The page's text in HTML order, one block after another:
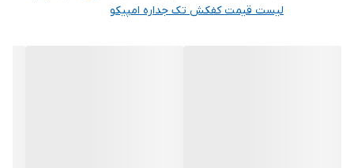
لیست قیمت کفکش تک جداره امپیکو